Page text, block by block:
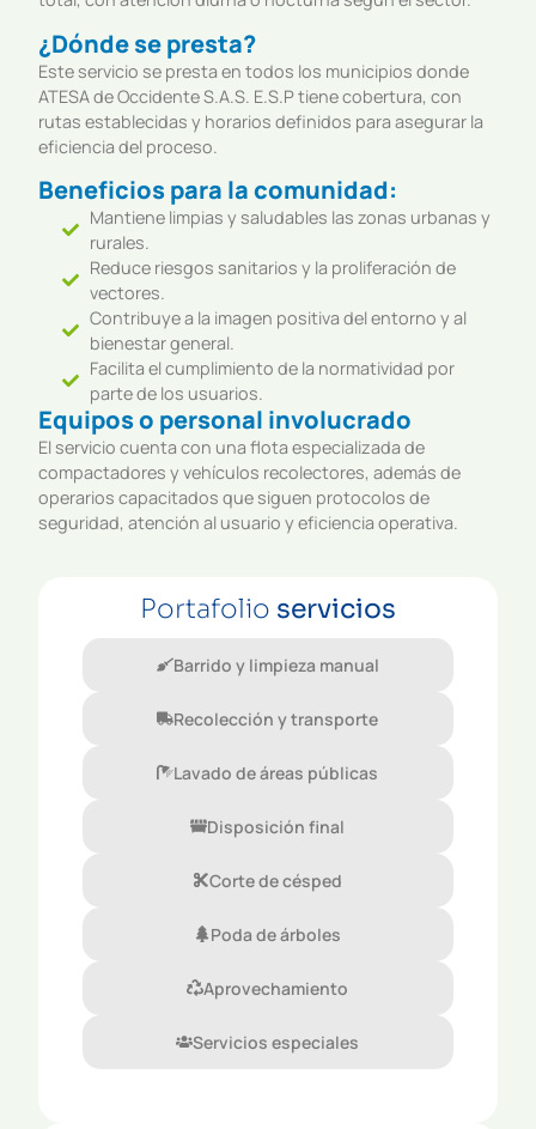
¿Dónde se presta?
Este servicio se presta en todos los municipios donde
ATESA de Occidente S.A.S. E.S.P tiene cobertura, con
rutas establecidas y horarios definidos para asegurar la
eficiencia del proceso.
Beneficios para la comunidad:
Mantiene limpias y saludables las zonas urbanas y
rurales.
Reduce riesgos sanitarios y la proliferación de
vectores.
Contribuye a la imagen positiva del entorno y al
bienestar general.
Facilita el cumplimiento de la normatividad por
parte de los usuarios.
Equipos o personal involucrado
El servicio cuenta con una flota especializada de
compactadores y vehículos recolectores, además de
operarios capacitados que siguen protocolos de
seguridad, atención al usuario y eficiencia operativa.
Portafolio servicios
Barrido y limpieza manual
Recolección y transporte
Lavado de áreas públicas
Disposición final
Corte de césped
Poda de árboles
Aprovechamiento
Servicios especiales